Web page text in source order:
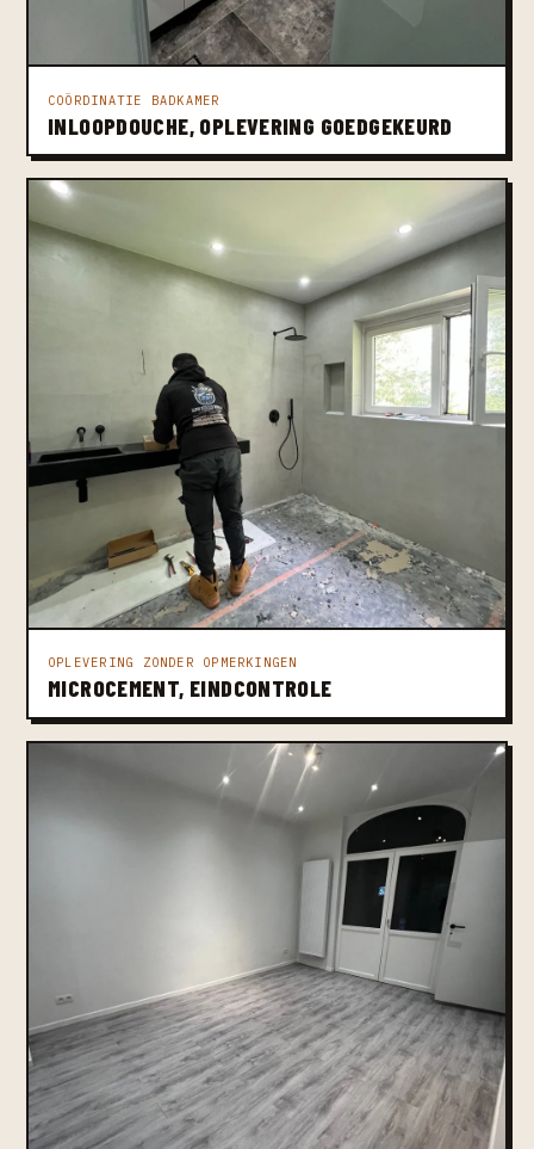
COÖRDINATIE BADKAMER
INLOOPDOUCHE, OPLEVERING GOEDGEKEURD
OPLEVERING ZONDER OPMERKINGEN
MICROCEMENT, EINDCONTROLE